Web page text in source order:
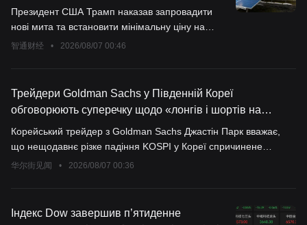
запроваджується мито 15% і
встановлюється мінімальна ціна, акції
вітчизняних виробників сонячних батарей
Президент США Трамп наказав запровадити
нові мита та встановити мінімальну ціну на
імпортований полікремній, що використовується
智通财经 • 2026/08/07 00:46
Трейдери Goldman Sachs у Південній Кореї
обговорюють суперечку щодо «лонгів і шортів на
зберігання»: ринок має «надто песимістичні»
очікування щодо фундаментальних показників
Корейський трейдер з Goldman Sachs Джастін Парк вважає,
що нещодавнє різке падіння KOSPI у Кореї спричинене
побоюваннями щодо посилення циклічності через кредитне
даних. Через попит на AI-потужності дефіцит DRAM може
зберігатися до 2030 року, що підтримує сильну прибутковість.
华尔街见闻 • 2026/08/07 00:36
Індекс Dow завершив п’ятиденне